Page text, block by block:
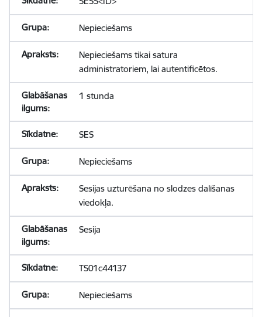
Nepieciešams
Nepieciešams tikai satura
administratoriem, lai autentificētos.
1 stunda
SES
Nepieciešams
Sesijas uzturēšana no slodzes dalīšanas
viedokļa.
Sesija
TS01c44137
Nepieciešams